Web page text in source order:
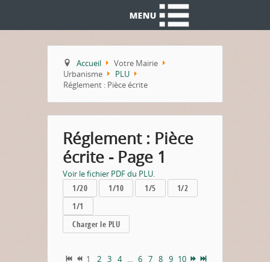
Accueil
Votre Mairie
Urbanisme
PLU
Réglement : Pièce écrite
Réglement : Pièce
écrite - Page 1
Voir le fichier PDF du PLU.
1/20
1/10 1/5
1/2
1/1
Charger le PLU
1 2 3 4 ... 6 7 8 9 10